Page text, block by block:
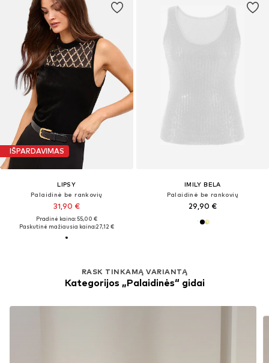
IŠPARDAVIMAS
LIPSY
Palaidinė be rankovių
31,90 €
Pradinė kaina: 55,00 €
Paskutinė mažiausia kaina:27,12 €
IMILY BELA
Palaidinė be rankovių
29,90 €
RASK TINKAMĄ VARIANTĄ
Kategorijos „Palaidinės“ gidai